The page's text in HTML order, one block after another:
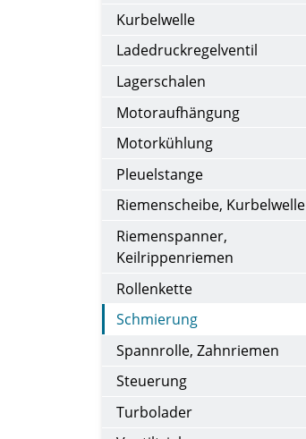
Kurbelwelle
Ladedruckregelventil
Lagerschalen
Motoraufhängung
Motorkühlung
Pleuelstange
Riemenscheibe, Kurbelwelle
Riemenspanner,
Keilrippenriemen
Rollenkette
Schmierung
Spannrolle, Zahnriemen
Steuerung
Turbolader